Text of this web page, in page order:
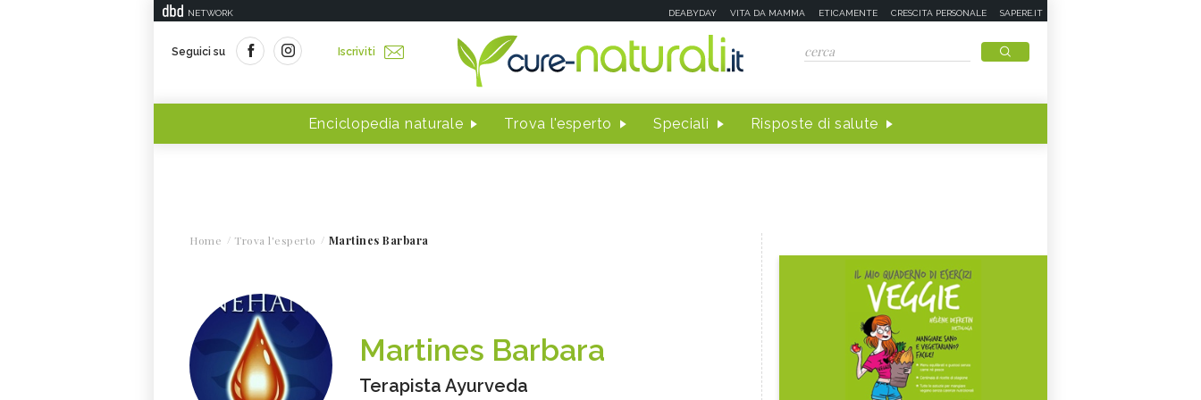
NETWORK DEABYDAY VITA DA MAMMA ETICAMENTE CRESCITA PERSONALE SAPERE.IT
Seguici su Iscriviti
Enciclopedia naturale Trova l'esperto Speciali Risposte di salute
Home Trova l'esperto Martines Barbara
Martines Barbara
Terapista Ayurveda